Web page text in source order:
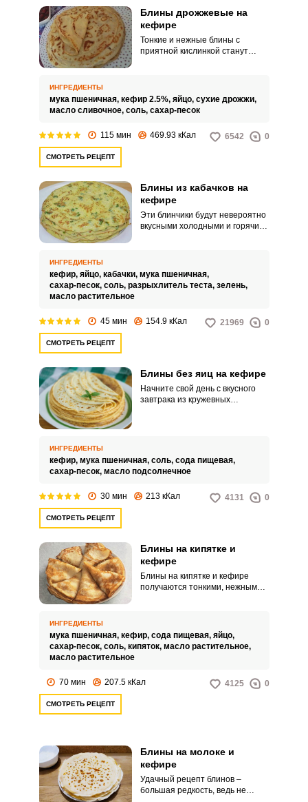
Блины дрожжевые на
кефире
Тонкие и нежные блины с
приятной кислинкой станут
заготовке, но позволяет сделать
любимое блюдо тонким и
вкусным и с ажурными
ИНГРЕДИЕНТЫ
мука пшеничная, кефир 2.5%, яйцо, сухие дрожжи,
масло сливочное, соль, сахар-песок
115 мин 469.93 кКал 6542 0
СМОТРЕТЬ РЕЦЕПТ
Блины из кабачков на
кефире
Эти блинчики будут невероятно
вкусными холодными и горячими
зеленью. В кабачковые блинчики
можно заворачивать и начинку,
например, из обжаренных
фарша.
ИНГРЕДИЕНТЫ
кефир, яйцо, кабачки, мука пшеничная,
сахар-песок, соль, разрыхлитель теста, зелень,
масло растительное
45 мин 154.9 кКал 21969 0
СМОТРЕТЬ РЕЦЕПТ
Блины без яиц на кефире
Начните свой день с вкусного
завтрака из кружевных
ИНГРЕДИЕНТЫ
кефир, мука пшеничная, соль, сода пищевая,
сахар-песок, масло подсолнечное
30 мин 213 кКал 4131 0
СМОТРЕТЬ РЕЦЕПТ
Блины на кипятке и
кефире
Блины на кипятке и кефире
получаются тонкими, нежными и
со сгущенкой и другими
сладкими наполнителями,
которые доставляют вам
ИНГРЕДИЕНТЫ
мука пшеничная, кефир, сода пищевая, яйцо,
сахар-песок, соль, кипяток, масло растительное,
масло растительное
70 мин 207.5 кКал 4125 0
СМОТРЕТЬ РЕЦЕПТ
Блины на молоке и
кефире
Удачный рецепт блинов –
большая редкость, ведь не